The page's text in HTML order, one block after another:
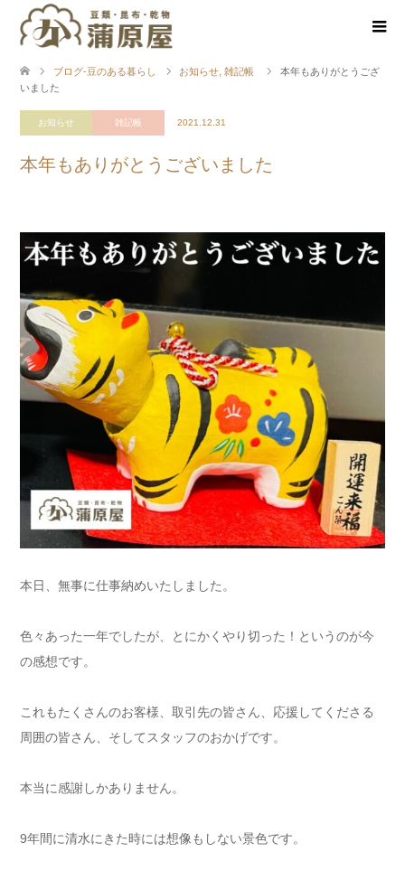
ブログ-豆のある暮らし お知らせ 雑記帳
本年もありがとうござ
いました
お知らせ 雑記帳 2021.12.31
本年もありがとうございました
本日、無事に仕事納めいたしました。
色々あった一年でしたが、とにかくやり切った！というのが今
の感想です。
これもたくさんのお客様、取引先の皆さん、応援してくださる
周囲の皆さん、そしてスタッフのおかげです。
本当に感謝しかありません。
9年間に清水にきた時には想像もしない景色です。